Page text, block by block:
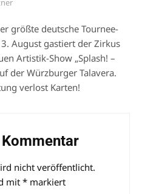
größte deutsche Tournee-
August gastiert der Zirkus
Artistik-Show „Splash! –
der Würzburger Talavera.
verlost Karten!
nicht veröffentlicht.
mit * markiert